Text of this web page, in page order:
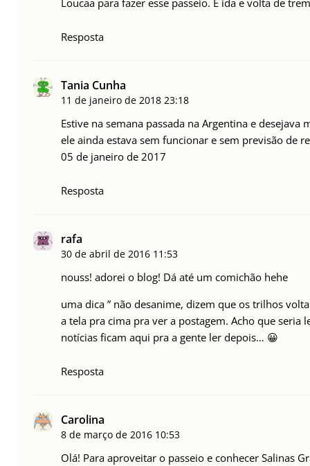
Loucaa para fazer esse passeio. É ida e volta de
Resposta
Tania Cunha
11 de janeiro de 2018 23:18
Estive na semana passada na Argentina e
ele ainda estava sem funcionar e sem previsão de
05 de janeiro de 2017
Resposta
rafa
30 de abril de 2016 11:53
nouss! adorei o blog! Dá até um comichão hehe
uma dica ” não desanime, dizem que os trilhos
a tela pra cima pra ver a postagem. Acho que seria
notícias ficam aqui pra a gente ler depois… 😀
Resposta
Carolina
8 de março de 2016 10:53
Olá! Para aproveitar o passeio e conhecer Salinas